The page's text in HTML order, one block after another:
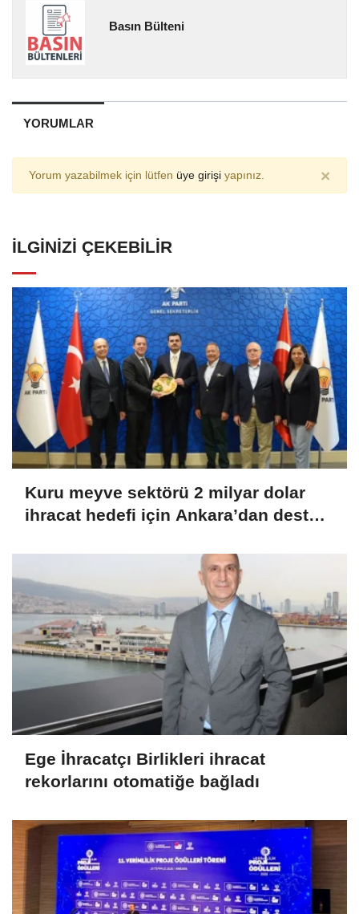
Basın Bülteni
YORUMLAR
Yorum yazabilmek için lütfen üye girişi yapınız. ×
İLGINIZI ÇEKEBILIR
Kuru meyve sektörü 2 milyar dolar
ihracat hedefi için Ankara’dan destek
Ege İhracatçı Birlikleri ihracat
rekorlarını otomatiğe bağladı